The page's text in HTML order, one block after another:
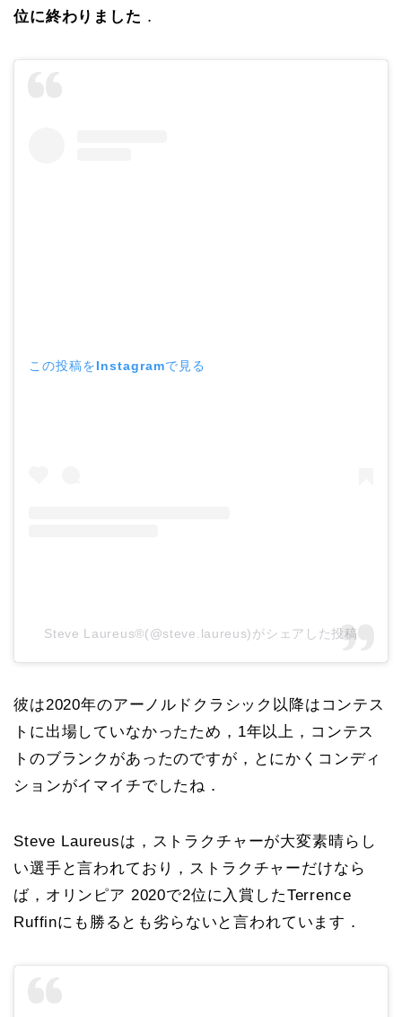
位に終わりました ．
この投稿をInstagramで見る
Steve Laureus®️(@steve.laureus)がシェアした投稿
彼は2020年のアーノルドクラシック以降はコンテス
トに出場していなかったため，1年以上，コンテス
トのブランクがあったのですが，とにかくコンディ
ションがイマイチでしたね．
Steve Laureusは，ストラクチャーが大変素晴らし
い選手と言われており，ストラクチャーだけなら
ば，オリンピア 2020で2位に入賞したTerrence
Ruffinにも勝るとも劣らないと言われています．